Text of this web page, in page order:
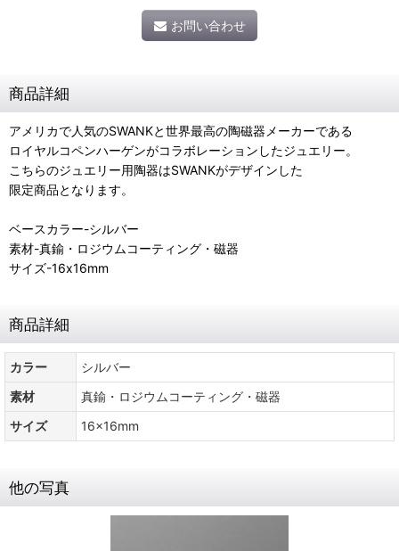
お問い合わせ
商品詳細
アメリカで人気のSWANKと世界最高の陶磁器メーカーである
ロイヤルコペンハーゲンがコラボレーションしたジュエリー。
こちらのジュエリー用陶器はSWANKがデザインした
限定商品となります。
ベースカラー-シルバー
素材-真鍮・ロジウムコーティング・磁器
サイズ-16x16mm
商品詳細
カラー
シルバー
素材
真鍮・ロジウムコーティング・磁器
サイズ
16x16mm
他の写真